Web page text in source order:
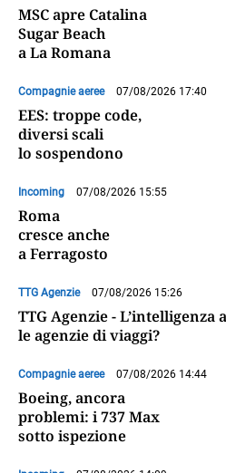
MSC apre Catalina
Sugar Beach
a La Romana
Compagnie aeree 07/08/2026 17:40
EES: troppe code,
diversi scali
lo sospendono
Incoming 07/08/2026 15:55
Roma
cresce anche
a Ferragosto
TTG Agenzie 07/08/2026 15:26
TTG Agenzie -
le agenzie di viaggi?
Compagnie aeree 07/08/2026 14:44
Boeing, ancora
problemi: i 737 Max
sotto ispezione